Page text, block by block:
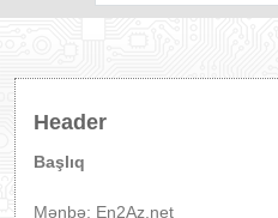
Header
Başlıq
Mənbə: En2Az.net